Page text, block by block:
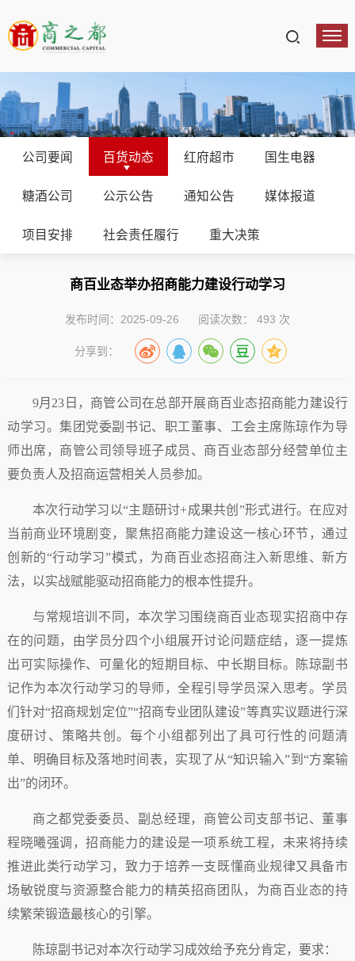
公司要闻 百货动态 红府超市 国生电器
糖酒公司 公示公告 通知公告 媒体报道
项目安排 社会责任履行 重大决策
商百业态举办招商能力建设行动学习
发布时间：2025-09-26 阅读次数： 493 次
分享到：
9月23日，商管公司在总部开展商百业态招商能力建设行
动学习。集团党委副书记、职工董事、工会主席陈琼作为导
师出席，商管公司领导班子成员、商百业态部分经营单位主
要负责人及招商运营相关人员参加。
本次行动学习以“主题研讨+成果共创”形式进行。在应对
当前商业环境剧变，聚焦招商能力建设这一核心环节，通过
创新的“行动学习”模式，为商百业态招商注入新思维、新方
法，以实战赋能驱动招商能力的根本性提升。
与常规培训不同，本次学习围绕商百业态现实招商中存
在的问题，由学员分四个小组展开讨论问题症结，逐一提炼
出可实际操作、可量化的短期目标、中长期目标。陈琼副书
记作为本次行动学习的导师，全程引导学员深入思考。学员
们针对“招商规划定位”“招商专业团队建设”等真实议题进行深
度研讨、策略共创。每个小组都列出了具可行性的问题清
单、明确目标及落地时间表，实现了从“知识输入”到“方案输
出”的闭环。
商之都党委委员、副总经理，商管公司支部书记、董事
程晓曦强调，招商能力的建设是一项系统工程，未来将持续
推进此类行动学习，致力于培养一支既懂商业规律又具备市
场敏锐度与资源整合能力的精英招商团队，为商百业态的持
续繁荣锻造最核心的引擎。
陈琼副书记对本次行动学习成效给予充分肯定，要求：